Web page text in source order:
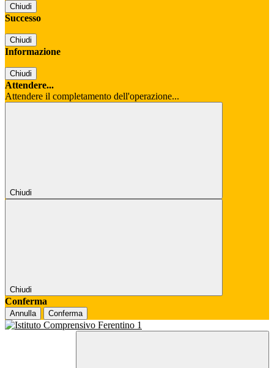
Chiudi
Successo
Chiudi
Informazione
Chiudi
Attendere...
Attendere il completamento dell'operazione...
Chiudi
Chiudi
Conferma
Annulla Conferma